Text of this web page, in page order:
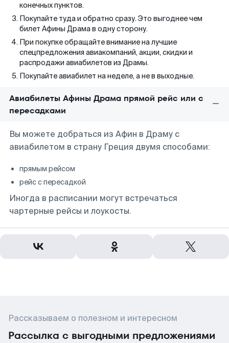
конечных пунктов.
Покупайте туда и обратно сразу. Это выгоднее чем
билет Афины Драма в одну сторону.
При покупке обращайте внимание на лучшие
спецпредложения авиакомпаний, акции, скидки и
распродажи авиабилетов из Драмы.
Покупайте авиабилет на неделе, а не в выходные.
Авиабилеты Афины Драма прямой рейс или с
пересадками
Вы можете добраться из Афин в Драму с
авиабилетом в страну Греция двумя способами:
прямым рейсом
рейс с пересадкой
Иногда в расписании могут встречаться
чартерные рейсы и лоукосты.
Рассказываем о полезном и интересном
Рассылка с выгодными предложениями